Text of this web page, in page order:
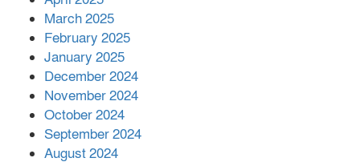
সহায়তা দিলেন সাচিং প্রু জেরী
March 2025
February 2025
January 2025
December 2024
November 2024
October 2024
September 2024
August 2024